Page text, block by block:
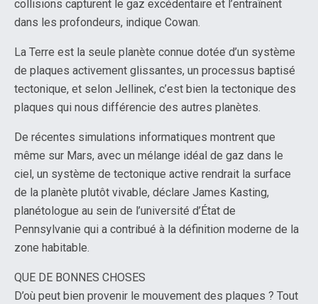
collisions capturent le gaz excédentaire et l’entraînent
dans les profondeurs, indique Cowan.
La Terre est la seule planète connue dotée d’un système
de plaques activement glissantes, un processus baptisé
tectonique, et selon Jellinek, c’est bien la tectonique des
plaques qui nous différencie des autres planètes.
De récentes simulations informatiques montrent que
même sur Mars, avec un mélange idéal de gaz dans le
ciel, un système de tectonique active rendrait la surface
de la planète plutôt vivable, déclare James Kasting,
planétologue au sein de l’université d’État de
Pennsylvanie qui a contribué à la définition moderne de la
zone habitable.
QUE DE BONNES CHOSES
D’où peut bien provenir le mouvement des plaques ? Tout